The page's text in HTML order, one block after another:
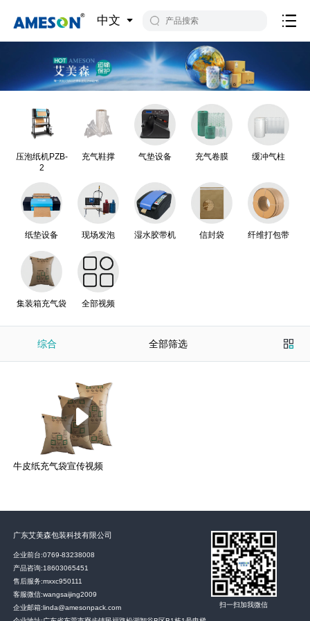
中文
压泡纸机PZB-
2
充气鞋撑 气垫设备 充气卷膜 缓冲气柱
纸垫设备 现场发泡 湿水胶带机 信封袋 纤维打包带
集装箱充气袋 全部视频
综合 全部筛选
牛皮纸充气袋宣传视频
广东艾美森包装科技有限公司
企业前台:0769-83238008
产品咨询:18603065451
售后服务:mxxc950111
客服微信:wangsaijing2009
企业邮箱:linda@amesonpack.com
扫一扫加我微信